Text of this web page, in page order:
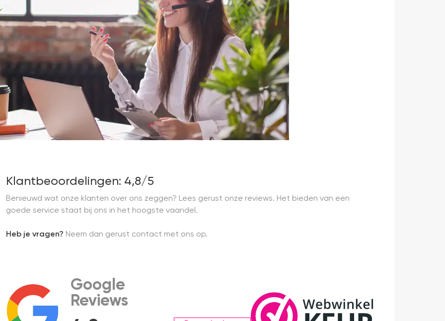
Klantbeoordelingen: 4,8/5
Benieuwd wat onze klanten over ons zeggen? Lees gerust onze reviews. Het bieden van een
goede service staat bij ons in het hoogste vaandel.
Heb je vragen? Neem dan gerust contact met ons op.
Google
Reviews